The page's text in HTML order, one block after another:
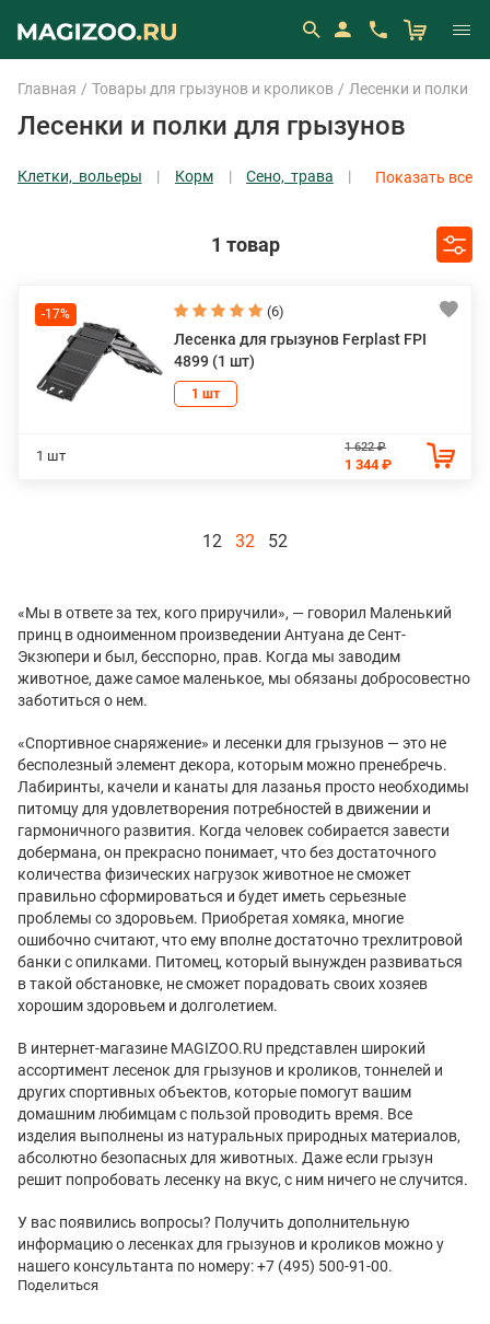
Главная Товары для грызунов и кроликов Лесенки и полки
Лесенки и полки для грызунов
Клетки, вольеры Корм
Сено, трава
Игрушки для зубов
Показать все
1 товар
-17% (6)
Лесенка для грызунов Ferplast FPI
4899 (1 шт)
1 шт
1 шт
1 622 ₽
1 344 ₽
12 32 52
«Мы в ответе за тех, кого приручили», — говорил Маленький
принц в одноименном произведении Антуана де Сент-
Экзюпери и был, бесспорно, прав. Когда мы заводим
животное, даже самое маленькое, мы обязаны добросовестно
заботиться о нем.
«Спортивное снаряжение» и лесенки для грызунов — это не
бесполезный элемент декора, которым можно пренебречь.
Лабиринты, качели и канаты для лазанья просто необходимы
питомцу для удовлетворения потребностей в движении и
гармоничного развития. Когда человек собирается завести
добермана, он прекрасно понимает, что без достаточного
количества физических нагрузок животное не сможет
правильно сформироваться и будет иметь серьезные
проблемы со здоровьем. Приобретая хомяка, многие
ошибочно считают, что ему вполне достаточно трехлитровой
банки с опилками. Питомец, который вынужден развиваться
в такой обстановке, не сможет порадовать своих хозяев
хорошим здоровьем и долголетием.
В интернет-магазине MAGIZOO.RU представлен широкий
ассортимент лесенок для грызунов и кроликов, тоннелей и
других спортивных объектов, которые помогут вашим
домашним любимцам с пользой проводить время. Все
изделия выполнены из натуральных природных материалов,
абсолютно безопасных для животных. Даже если грызун
решит попробовать лесенку на вкус, с ним ничего не случится.
У вас появились вопросы? Получить дополнительную
информацию о лесенках для грызунов и кроликов можно у
нашего консультанта по номеру: +7 (495) 500-91-00.
Поделиться